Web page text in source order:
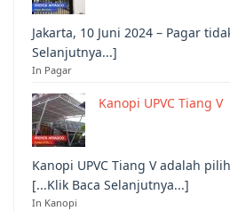
Jakarta, 10 Juni 2024 – Pagar
Selanjutnya...]
In Pagar
Kanopi UPVC Tiang V
Kanopi UPVC Tiang V adalah
[...Klik Baca Selanjutnya...]
In Kanopi